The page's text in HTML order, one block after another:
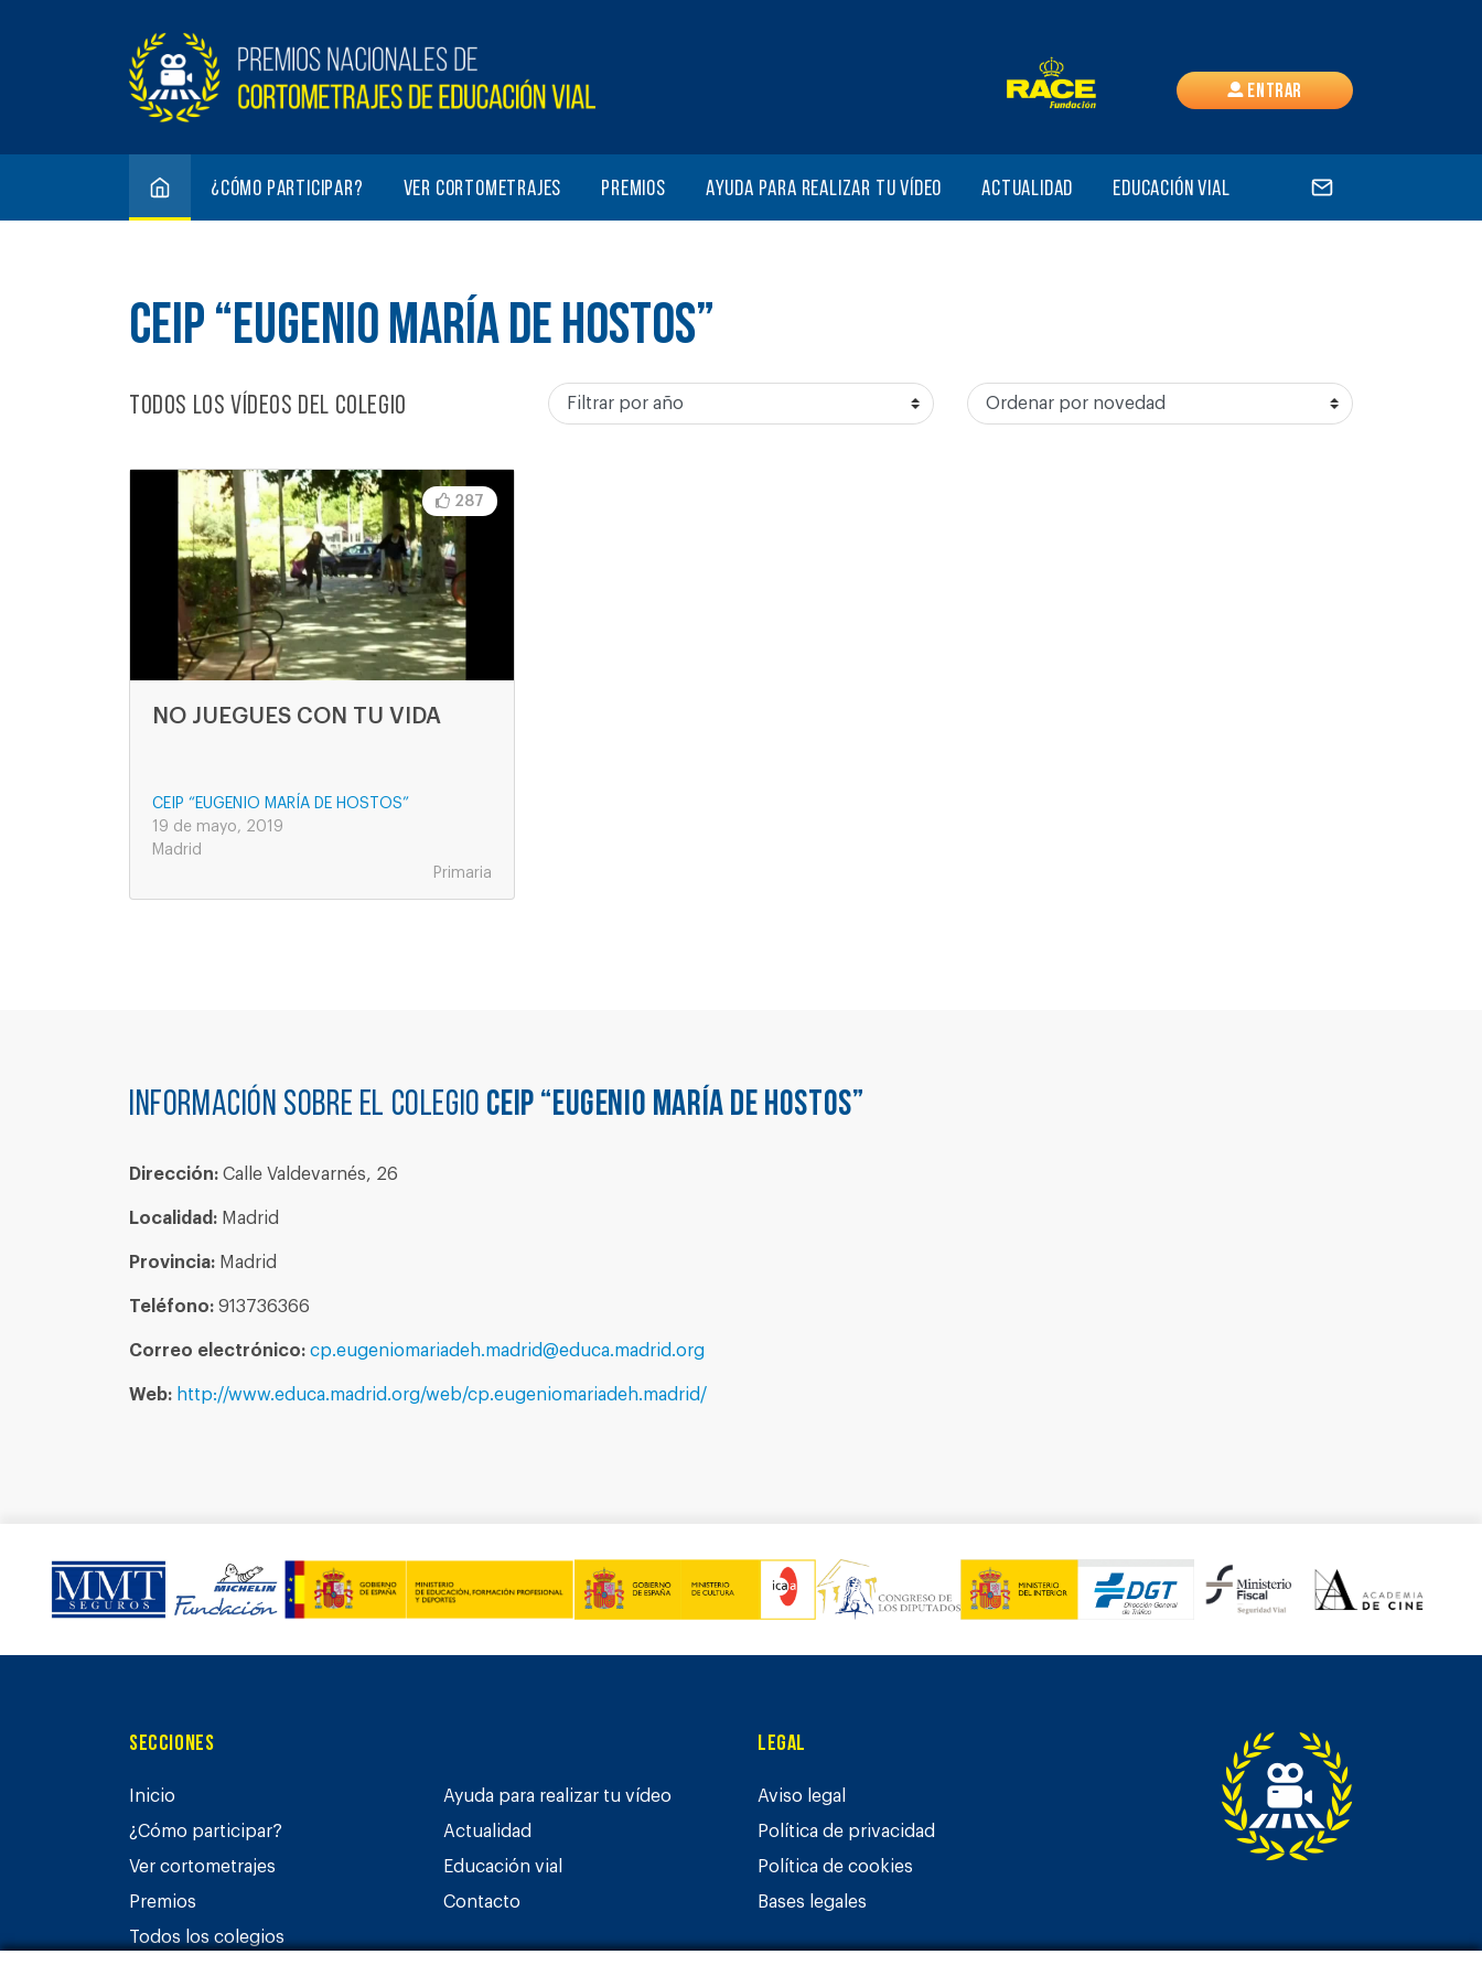
Entrar
¿Cómo participar? Ver cortometrajes Premios Ayuda para realizar tu vídeo Actualidad Educación vial
CEIP “EUGENIO MARÍA DE HOSTOS”
Todos los vídeos del colegio
287
NO JUEGUES CON TU VIDA
CEIP “EUGENIO MARÍA DE HOSTOS”
19 de mayo, 2019
Madrid
Primaria
Información sobre el colegio CEIP “EUGENIO MARÍA DE HOSTOS”
Dirección: Calle Valdevarnés, 26
Localidad: Madrid
Provincia: Madrid
Teléfono: 913736366
Correo electrónico: cp.eugeniomariadeh.madrid@educa.madrid.org
Web: http://www.educa.madrid.org/web/cp.eugeniomariadeh.madrid/
Secciones
Inicio
¿Cómo participar?
Ver cortometrajes
Premios
Todos los colegios
Ayuda para realizar tu vídeo
Actualidad
Educación vial
Contacto
Legal
Aviso legal
Política de privacidad
Política de cookies
Bases legales